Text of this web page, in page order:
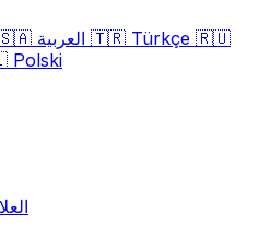
🇹🇷 Türkçe 🇷🇺
Polski